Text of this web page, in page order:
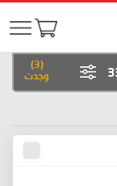
(
3
)
وجدت